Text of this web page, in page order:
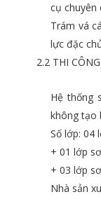
cụ chuyên
Trám vá
lực đặc
2.2 THI
Hệ thống
không tạo
Số lớp: 04
+ 01 lớp
+ 03 lớp
Nhà sản